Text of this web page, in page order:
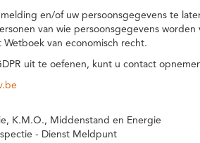
en/of uw persoonsgegevens te
van wie persoonsgegevens
van economisch recht.
uit te oefenen, kunt u contact
K.M.O., Middenstand en Energie
- Dienst Meldpunt